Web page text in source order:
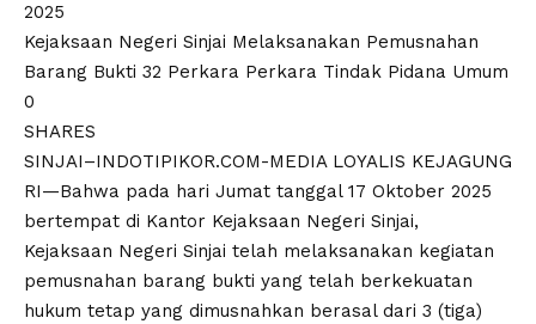
2025
Kejaksaan Negeri Sinjai Melaksanakan Pemusnahan
Barang Bukti 32 Perkara Perkara Tindak Pidana Umum
0
SHARES
SINJAI–INDOTIPIKOR.COM-MEDIA LOYALIS KEJAGUNG
RI—Bahwa pada hari Jumat tanggal 17 Oktober 2025
bertempat di Kantor Kejaksaan Negeri Sinjai,
Kejaksaan Negeri Sinjai telah melaksanakan kegiatan
pemusnahan barang bukti yang telah berkekuatan
hukum tetap yang dimusnahkan berasal dari 3 (tiga)